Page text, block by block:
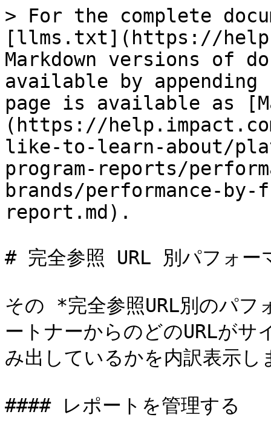
> For the complete
[llms.txt](https://
Markdown versions of
available by
page is available as
(https://
like-to-learn-about/
program-reports/
brands/performance-
report.md).
# 完全参照 URL 別パフォー
その *完全参照URL別のパ
ートナーからのどのURLが
み出しているかを内訳表示し
#### レポートを管理する